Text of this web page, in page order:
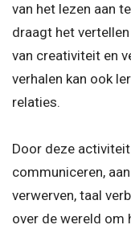
van het lezen aan
draagt het
van creativiteit en
verhalen kan ook
relaties.
Door deze
communiceren,
verwerven, taal
over de wereld om